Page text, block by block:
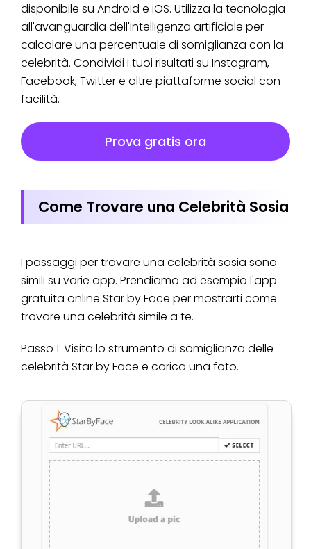
disponibile su Android e iOS. Utilizza la tecnologia
all'avanguardia dell'intelligenza artificiale per
calcolare una percentuale di somiglianza con la
celebrità. Condividi i tuoi risultati su Instagram,
Facebook, Twitter e altre piattaforme social con
facilità.
Prova gratis ora
Come Trovare una Celebrità Sosia
I passaggi per trovare una celebrità sosia sono
simili su varie app. Prendiamo ad esempio l'app
gratuita online Star by Face per mostrarti come
trovare una celebrità simile a te.
Passo 1: Visita lo strumento di somiglianza delle
celebrità Star by Face e carica una foto.